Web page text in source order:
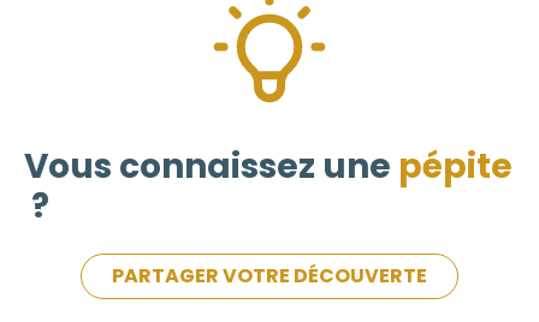
Vous connaissez une pépite
?
PARTAGER VOTRE DÉCOUVERTE